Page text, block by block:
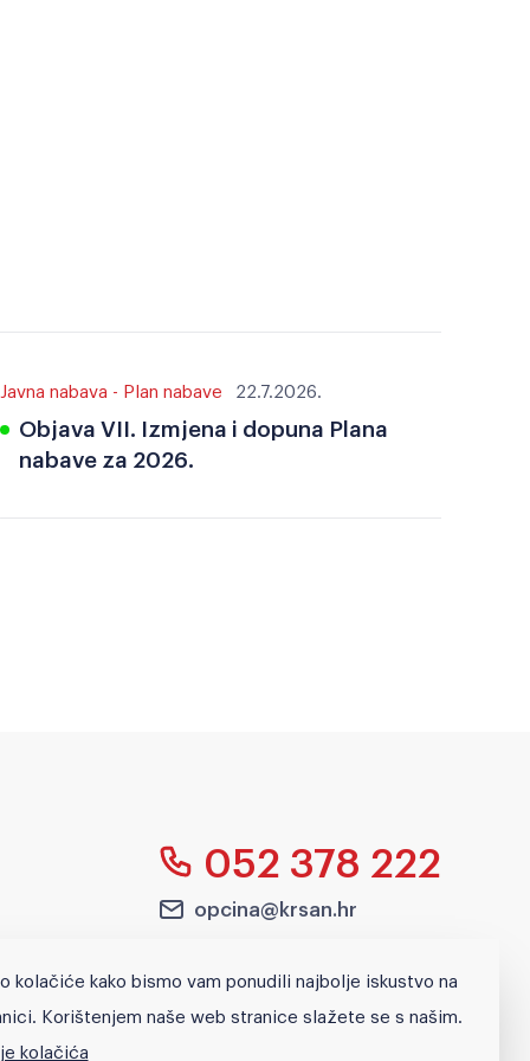
Javna nabava - Plan nabave 22.7.2026.
Objava VII. Izmjena i dopuna Plana
nabave za 2026.
052 378 222
opcina@krsan.hr
52232 Kršan
kolačiće kako bismo vam ponudili najbolje iskustvo na
Korištenjem naše web stranice slažete se s našim.
kolačića